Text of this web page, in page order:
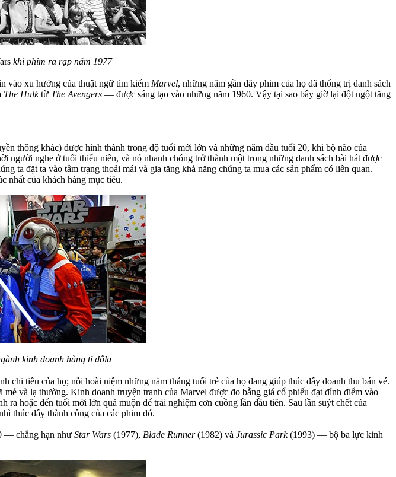
khi phim ra rạp năm 1977
vào xu hướng của thuật ngữ tìm kiếm Marvel, những năm gần đây phim của họ đã thống trị danh sách
The Hulktừ The Avengers — được sáng tạo vào những năm 1960. Vậy tại sao bây giờ lại đột ngột tăng
thông khác) được hình thành trong độ tuổi mới lớn và những năm đầu tuổi 20, khi bộ não của
người nghe ở tuổi thiếu niên, và nó nhanh chóng trở thành một trong những danh sách bài hát được
ta đặt ta vào tâm trạng thoải mái và gia tăng khả năng chúng ta mua các sản phẩm có liên quan.
nhất của khách hàng mục tiêu.
kinh doanh hàng tỉ đôla
tiêu của họ; nỗi hoài niệm những năm tháng tuổi trẻ của họ đang giúp thúc đẩy doanh thu bán vé.
và lạ thường. Kinh doanh truyện tranh của Marvel được đo bằng giá cổ phiếu đạt đỉnh điểm vào
hoặc đến tuổi mới lớn quá muộn để trải nghiệm cơn cuồng lần đầu tiên. Sau lần suýt chết của
thúc đẩy thành công của các phim đó.
— chẳng hạn như Star Wars (1977), Blade Runner(1982) và Jurassic Park(1993) — bộ ba lực kinh